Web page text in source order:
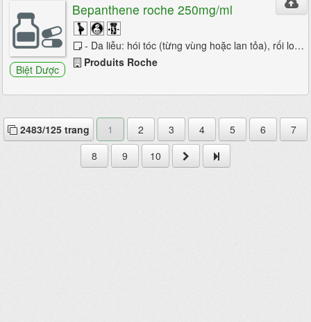
Biệt Dược
Bepanthene roche 250mg/ml
- Da liễu: hói tóc (từng vùng hoặc lan tỏa), rối loạn dinh dưỡng móng tay & chân, một số bệnh ngoài da (phỏng, bệnh trên da đầu). - Tiêu hóa: ...
Produits Roche
2483/125 trang 1 2 3 4 5 6
7
8
9 10